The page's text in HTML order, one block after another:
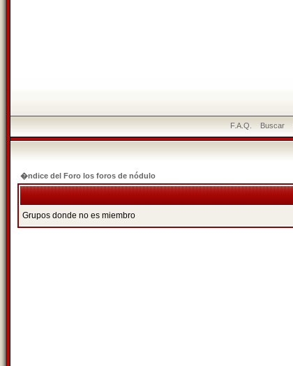
F.A.Q. Buscar
�ndice del Foro los foros de nódulo
Grupos donde no es miembro